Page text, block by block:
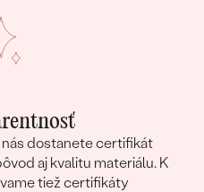
dostanete certifikát
aj kvalitu materiálu. K
tiež certifikáty